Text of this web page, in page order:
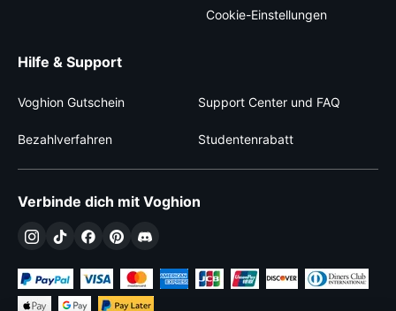
Cookie-Einstellungen
Hilfe & Support
Voghion Gutschein Support Center und FAQ
Bezahlverfahren Studentenrabatt
Verbinde dich mit Voghion